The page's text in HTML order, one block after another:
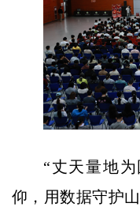
“丈天量地
仰，用数据守护